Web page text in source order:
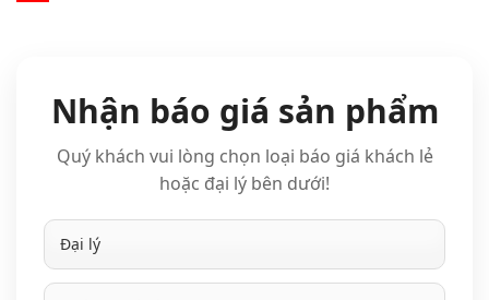
Nhận báo giá sản phẩm
Quý khách vui lòng chọn loại báo giá khách lẻ
hoặc đại lý bên dưới!